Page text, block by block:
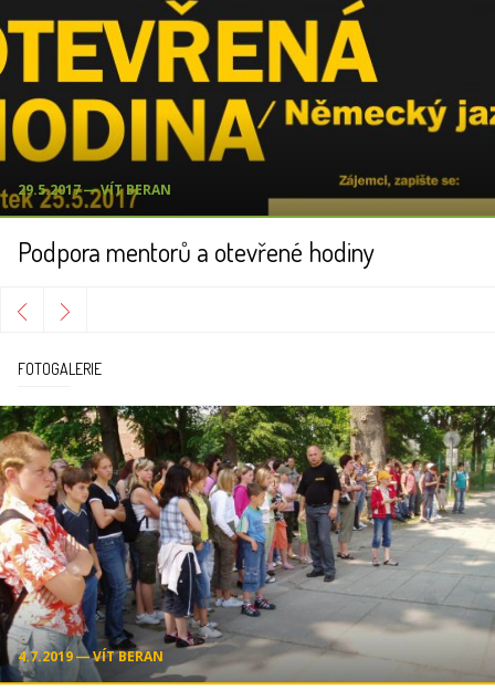
29.5.2017 ― VÍT BERAN
Podpora mentorů a otevřené hodiny
FOTOGALERIE
4.7.2019 ― VÍT BERAN